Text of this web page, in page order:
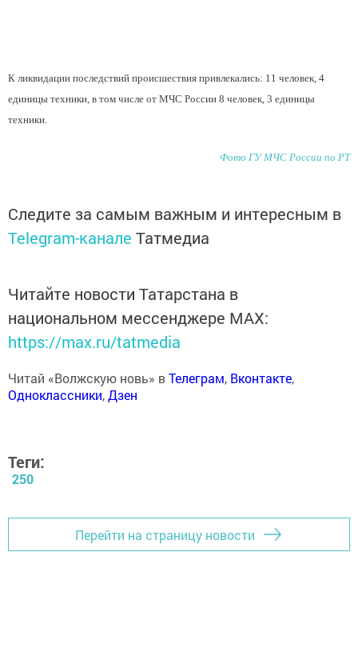
К ликвидации последствий происшествия привлекались: 11 человек, 4
единицы техники, в том числе от МЧС России 8 человек, 3 единицы
техники.
Фото ГУ МЧС России по РТ
Следите за самым важным и интересным в
Telegram-канале Татмедиа
Читайте новости Татарстана в
национальном мессенджере MАХ:
https://max.ru/tatmedia
Читай «Волжскую новь» вТелеграм, Вконтакте,
Одноклассники,Дзен
Теги:
250
Перейти на страницу новости